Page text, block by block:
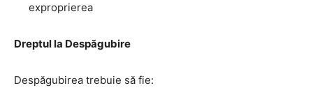
exproprierea
Dreptul la Despăgubire
Despăgubirea trebuie să fie: